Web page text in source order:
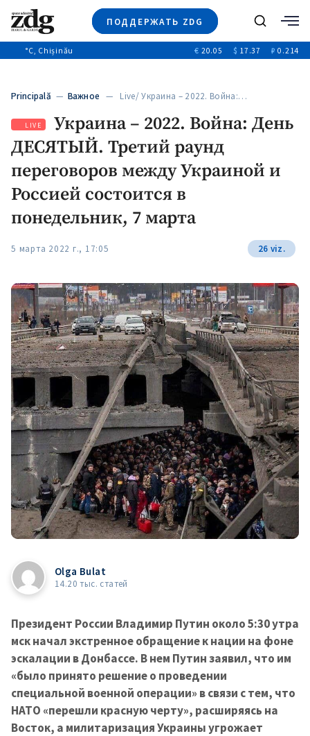
ПОДДЕРЖАТЬ ZDG
Новости
Расследования
Общество
+312
Видео
Поиск
°C, Chișinău € 20.05 $ 17.37 ₽ 0.214
Principală — Важное — Live/ Украина – 2022. Война:…
LIVE
Украина – 2022. Война: День
ДЕСЯТЫЙ. Третий раунд
переговоров между Украиной и
Россией состоится в
понедельник, 7 марта
5 марта 2022 г., 17:05 26 viz.
Olga Bulat
14.20 тыс. статей
Президент России Владимир Путин около 5:30 утра
мск начал экстренное обращение к нации на фоне
эскалации в Донбассе. В нем Путин заявил, что им
«было принято решение о проведении
специальной военной операции» в связи с тем, что
НАТО «перешли красную черту», расширяясь на
Восток, а милитаризация Украины угрожает